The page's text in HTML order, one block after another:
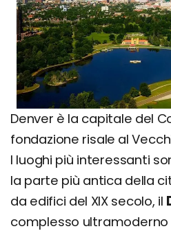
Denver è la capitale del
fondazione risale al
I luoghi più interessanti
la parte più antica della
da edifici del XIX secolo, il
complesso